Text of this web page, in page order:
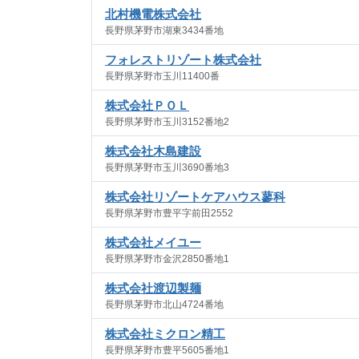
北村機電株式会社
長野県茅野市湖東3434番地
フォレストリゾート株式会社
長野県茅野市玉川11400番
株式会社ＰＯＬ
長野県茅野市玉川3152番地2
株式会社木島建設
長野県茅野市玉川3690番地3
株式会社リゾートケアハウス蓼科
長野県茅野市豊平字前田2552
株式会社メイユー
長野県茅野市金沢2850番地1
株式会社渡辺製麺
長野県茅野市北山4724番地
株式会社ミクロン精工
長野県茅野市豊平5605番地1